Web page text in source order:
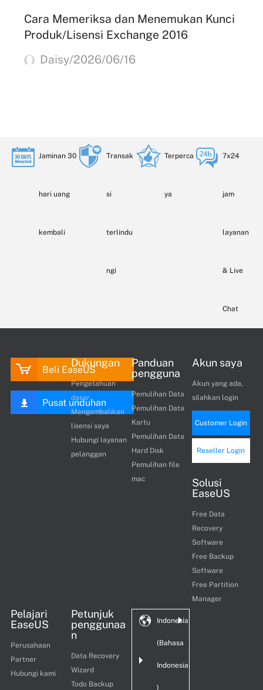
Cara Memeriksa dan Menemukan Kunci
Produk/Lisensi Exchange 2016
Daisy/2026/06/16
Jaminan 30
hari uang
kembali
Transak
si
terlindu
ngi
Terperca
ya
7x24
jam
layanan
& Live
Chat
Beli EaseUS
Pusat unduhan
Dukungan
Pengetahuan
dasar
Mengembalikan
lisensi saya
Hubungi layanan
pelanggan
Panduan
pengguna
Pemulihan Data
Pemulihan Data
Kartu
Pemulihan Data
Hard Disk
Pemulihan file
mac
Akun saya
Akun yang ada,
silahkan login
Customer Login
Reseller Login
Solusi
EaseUS
Free Data
Recovery
Software
Free Backup
Software
Free Partition
Manager
Pelajari
EaseUS
Perusahaan
Partner
Hubungi kami
Petunjuk
penggunaa
n
Data Recovery
Wizard
Todo Backup
Indonesia
(Bahasa
Indonesia
)